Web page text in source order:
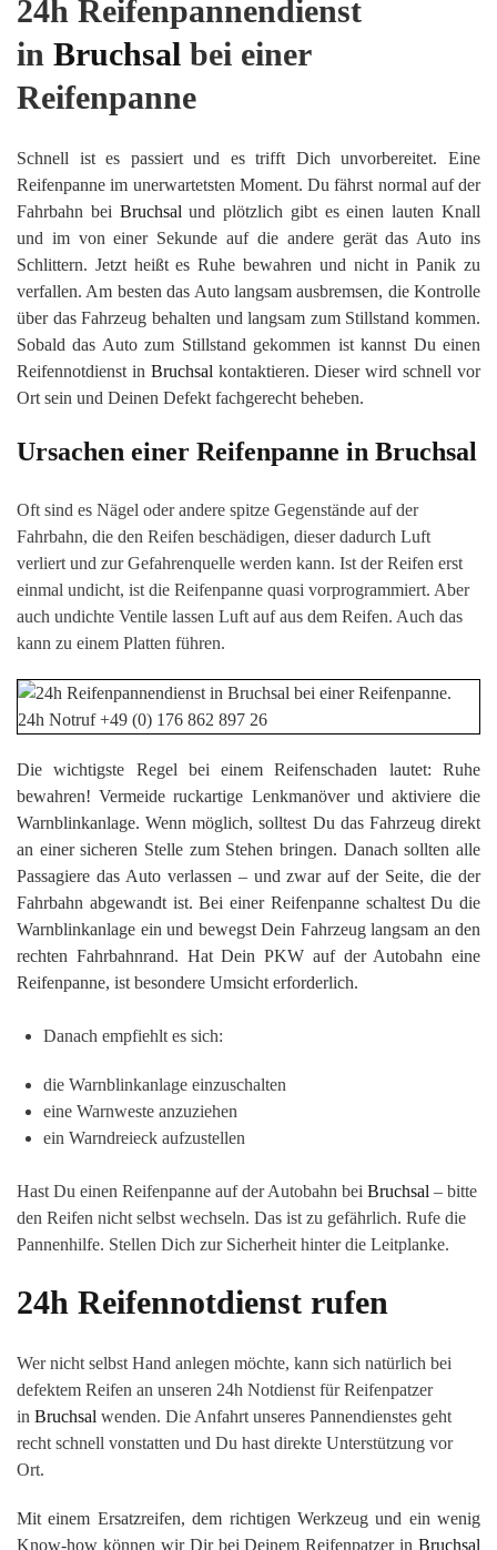
24h Reifenpannendienst
in Bruchsal bei einer
Reifenpanne
Schnell ist es passiert und es trifft Dich unvorbereitet. Eine
Reifenpanne im unerwartetsten Moment. Du fährst normal auf der
Fahrbahn bei Bruchsal und plötzlich gibt es einen lauten Knall
und im von einer Sekunde auf die andere gerät das Auto ins
Schlittern. Jetzt heißt es Ruhe bewahren und nicht in Panik zu
verfallen. Am besten das Auto langsam ausbremsen, die Kontrolle
über das Fahrzeug behalten und langsam zum Stillstand kommen.
Sobald das Auto zum Stillstand gekommen ist kannst Du einen
Reifennotdienst in Bruchsal kontaktieren. Dieser wird schnell vor
Ort sein und Deinen Defekt fachgerecht beheben.
Ursachen einer Reifenpanne in Bruchsal
Oft sind es Nägel oder andere spitze Gegenstände auf der
Fahrbahn, die den Reifen beschädigen, dieser dadurch Luft
verliert und zur Gefahrenquelle werden kann. Ist der Reifen erst
einmal undicht, ist die Reifenpanne quasi vorprogrammiert. Aber
auch undichte Ventile lassen Luft auf aus dem Reifen. Auch das
kann zu einem Platten führen.
Die wichtigste Regel bei einem Reifenschaden lautet: Ruhe
bewahren! Vermeide ruckartige Lenkmanöver und aktiviere die
Warnblinkanlage. Wenn möglich, solltest Du das Fahrzeug direkt
an einer sicheren Stelle zum Stehen bringen. Danach sollten alle
Passagiere das Auto verlassen – und zwar auf der Seite, die der
Fahrbahn abgewandt ist. Bei einer Reifenpanne schaltest Du die
Warnblinkanlage ein und bewegst Dein Fahrzeug langsam an den
rechten Fahrbahnrand. Hat Dein PKW auf der Autobahn eine
Reifenpanne, ist besondere Umsicht erforderlich.
Danach empfiehlt es sich:
die Warnblinkanlage einzuschalten
eine Warnweste anzuziehen
ein Warndreieck aufzustellen
Hast Du einen Reifenpanne auf der Autobahn bei Bruchsal – bitte
den Reifen nicht selbst wechseln. Das ist zu gefährlich. Rufe die
Pannenhilfe. Stellen Dich zur Sicherheit hinter die Leitplanke.
24h Reifennotdienst rufen
Wer nicht selbst Hand anlegen möchte, kann sich natürlich bei
defektem Reifen an unseren 24h Notdienst für Reifenpatzer
in Bruchsal wenden. Die Anfahrt unseres Pannendienstes geht
recht schnell vonstatten und Du hast direkte Unterstützung vor
Ort.
Mit einem Ersatzreifen, dem richtigen Werkzeug und ein wenig
Know-how können wir Dir bei Deinem Reifenpatzer in Bruchsal